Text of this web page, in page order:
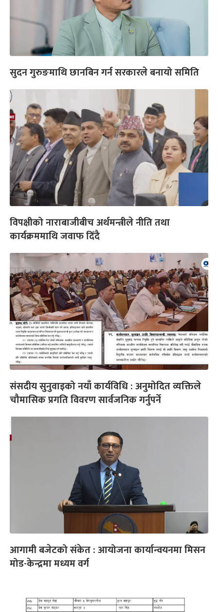
सुदन गुरुङमाथि छानबिन गर्न सरकारले बनायो समिति
विपक्षीको नाराबाजीबीच अर्थमन्त्रीले नीति तथा
कार्यक्रममाथि जवाफ दिँदै
संसदीय सुनुवाइको नयाँ कार्यविधि : अनुमोदित व्यक्तिले
चौमासिक प्रगति विवरण सार्वजनिक गर्नुपर्ने
आगामी बजेटको संकेत : आयोजना कार्यान्वयनमा मिसन
मोड-केन्द्रमा मध्यम वर्ग